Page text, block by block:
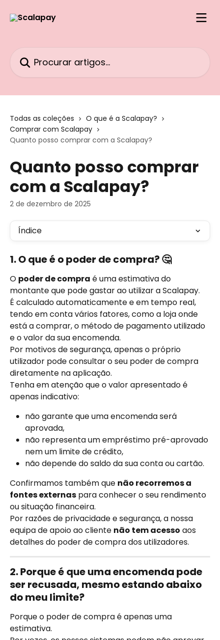
Todas as coleções
O que é a Scalapay?
Comprar com Scalapay
Quanto posso comprar com a Scalapay?
Quanto posso comprar
com a Scalapay?
2 de dezembro de 2025
Índice
1. O que é o poder de compra? 🤔
O poder de compra é uma estimativa do
montante que pode gastar ao utilizar a Scalapay.
É calculado automaticamente e em tempo real,
tendo em conta vários fatores, como a loja onde
está a comprar, o método de pagamento utilizado
e o valor da sua encomenda.
Por motivos de segurança, apenas o próprio
utilizador pode consultar o seu poder de compra
diretamente na aplicação.
Tenha em atenção que o valor apresentado é
apenas indicativo:
não garante que uma encomenda será
aprovada,
não representa um empréstimo pré-aprovado
nem um limite de crédito,
não depende do saldo da sua conta ou cartão.
Confirmamos também que não recorremos a
fontes externas para conhecer o seu rendimento
ou situação financeira.
Por razões de privacidade e segurança, a nossa
equipa de apoio ao cliente não tem acesso aos
detalhes do poder de compra dos utilizadores.
2. Porque é que uma encomenda pode
ser recusada, mesmo estando abaixo
do meu limite?
Porque o poder de compra é apenas uma
estimativa.